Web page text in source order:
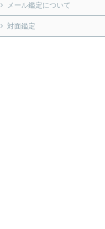
メール鑑定について
対面鑑定